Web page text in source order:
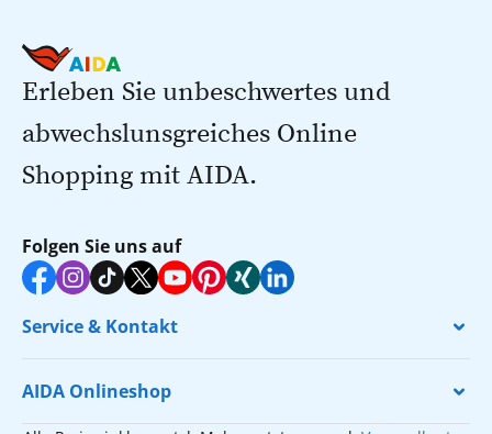
Erleben Sie unbeschwertes und
abwechslunsgreiches Online
Shopping mit AIDA.
Folgen Sie uns auf
Service & Kontakt
AIDA Onlineshop